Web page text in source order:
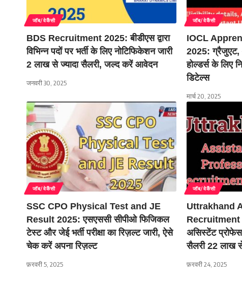
जॉब/वेकैंसी
BDS Recruitment 2025: बीडीएस द्वारा
विभिन्न पदों पर भर्ती के लिए नोटिफिकेशन जारी
2 लाख से ज्यादा सैलरी, जल्द करें आवेदन
जनवरी 30, 2025
जॉब/वेकैंसी
IOCL
2025: ग्रैजुएट,
होल्डर्स के लिए
डिटेल्स
मार्च 20, 2025
जॉब/वेकैंसी
SSC CPO Physical Test and JE
Result 2025: एसएससी सीपीओ फिजिकल
टेस्ट और जेई भर्ती परीक्षा का रिज़ल्ट जारी, ऐसे
चेक करें अपना रिज़ल्ट
फ़रवरी 5, 2025
जॉब/वेकैंसी
Uttrakhand
Recruitment
असिस्टेंट
सैलरी 22 लाख
फ़रवरी 24, 2025